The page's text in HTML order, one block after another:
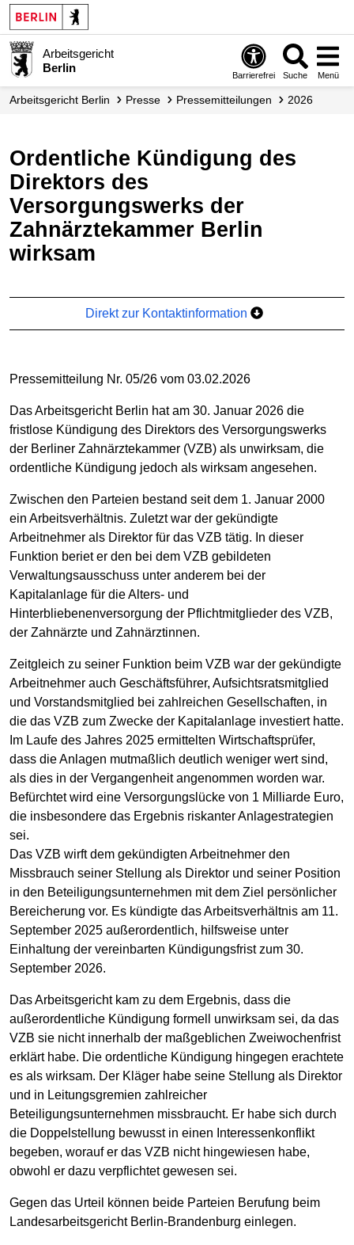
Arbeitsgericht
Berlin
Barrierefrei Suche Menü
Arbeitsgericht Berlin Presse Presse­mitteilungen 2026
Ordentliche Kündigung des
Direktors des
Versorgungswerks der
Zahnärztekammer Berlin
wirksam
Direkt zur Kontaktinformation
Pressemitteilung Nr. 05/26 vom 03.02.2026
Das Arbeitsgericht Berlin hat am 30. Januar 2026 die
fristlose Kündigung des Direktors des Versorgungswerks
der Berliner Zahnärztekammer (VZB) als unwirksam, die
ordentliche Kündigung jedoch als wirksam angesehen.
Zwischen den Parteien bestand seit dem 1. Januar 2000
ein Arbeitsverhältnis. Zuletzt war der gekündigte
Arbeitnehmer als Direktor für das VZB tätig. In dieser
Funktion beriet er den bei dem VZB gebildeten
Verwaltungsausschuss unter anderem bei der
Kapitalanlage für die Alters- und
Hinterbliebenenversorgung der Pflichtmitglieder des VZB,
der Zahnärzte und Zahnärztinnen.
Zeitgleich zu seiner Funktion beim VZB war der gekündigte
Arbeitnehmer auch Geschäftsführer, Aufsichtsratsmitglied
und Vorstandsmitglied bei zahlreichen Gesellschaften, in
die das VZB zum Zwecke der Kapitalanlage investiert hatte.
Im Laufe des Jahres 2025 ermittelten Wirtschaftsprüfer,
dass die Anlagen mutmaßlich deutlich weniger wert sind,
als dies in der Vergangenheit angenommen worden war.
Befürchtet wird eine Versorgungslücke von 1 Milliarde Euro,
die insbesondere das Ergebnis riskanter Anlagestrategien
sei.
Das VZB wirft dem gekündigten Arbeitnehmer den
Missbrauch seiner Stellung als Direktor und seiner Position
in den Beteiligungsunternehmen mit dem Ziel persönlicher
Bereicherung vor. Es kündigte das Arbeitsverhältnis am 11.
September 2025 außerordentlich, hilfsweise unter
Einhaltung der vereinbarten Kündigungsfrist zum 30.
September 2026.
Das Arbeitsgericht kam zu dem Ergebnis, dass die
außerordentliche Kündigung formell unwirksam sei, da das
VZB sie nicht innerhalb der maßgeblichen Zweiwochenfrist
erklärt habe. Die ordentliche Kündigung hingegen erachtete
es als wirksam. Der Kläger habe seine Stellung als Direktor
und in Leitungsgremien zahlreicher
Beteiligungsunternehmen missbraucht. Er habe sich durch
die Doppelstellung bewusst in einen Interessenkonflikt
begeben, worauf er das VZB nicht hingewiesen habe,
obwohl er dazu verpflichtet gewesen sei.
Gegen das Urteil können beide Parteien Berufung beim
Landesarbeitsgericht Berlin-Brandenburg einlegen.